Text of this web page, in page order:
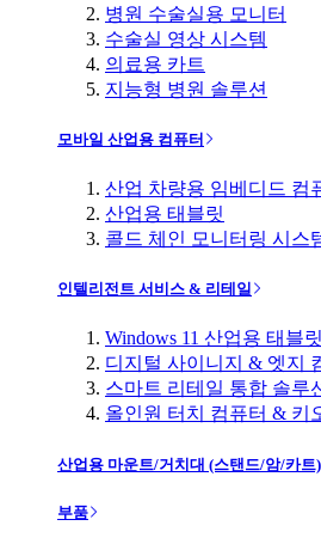
병원 수술실용 모니터
수술실 영상 시스템
의료용 카트
지능형 병원 솔루션
모바일 산업용 컴퓨터
산업 차량용 임베디드 컴
산업용 태블릿
콜드 체인 모니터링 시스
인텔리전트 서비스 & 리테일
Windows 11 산업용 태블릿
디지털 사이니지 & 엣지
스마트 리테일 통합 솔루
올인원 터치 컴퓨터 & 키
산업용 마운트/거치대 (스탠드/암/카트)
부품